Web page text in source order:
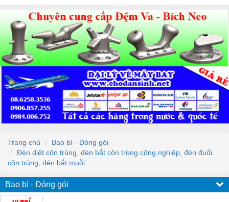
Trang chủ
Bao bì - Đóng gói
Đèn diệt côn trùng, đèn bắt côn trùng công nghiệp, đèn đuổi
côn trùng, đèn bắt muỗi
Bao bì - Đóng gói